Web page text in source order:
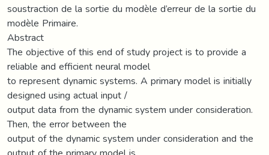
soustraction de la sortie du modèle d’erreur de la sortie du
modèle Primaire.
Abstract
The objective of this end of study project is to provide a
reliable and efficient neural model
to represent dynamic systems. A primary model is initially
designed using actual input /
output data from the dynamic system under consideration.
Then, the error between the
output of the dynamic system under consideration and the